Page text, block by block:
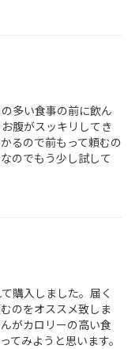
多い食事の前に飲ん
腹がスッキリしてき
るので前もって頼むの
のでもう少し試して
購入しました。届く
のをオススメ致しま
がカロリーの高い食
てみようと思います。